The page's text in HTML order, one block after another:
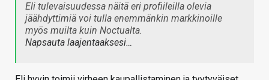
Eli tulevaisuudessa näitä eri profiileilla olevia
jäähdyttimiä voi tulla enemmänkin markkinoille
myös muilta kuin Noctualta.
Napsauta laajentaaksesi…